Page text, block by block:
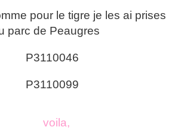
pour le tigre je les ai prises
parc de Peaugres
voila,